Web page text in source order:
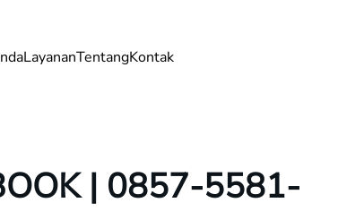
LayananTentangKontak
| 0857-5581-